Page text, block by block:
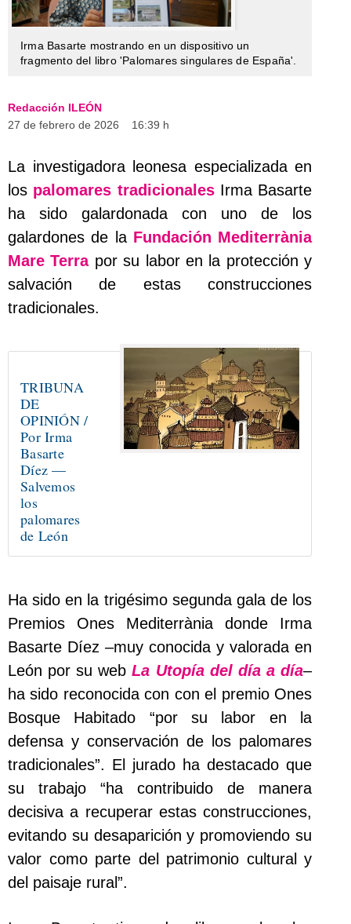
Irma Basarte mostrando en un dispositivo un
fragmento del libro 'Palomares singulares de España'.
Redacción ILEÓN
27 de febrero de 2026
16:39 h
La investigadora leonesa especializada en
los palomares tradicionalesIrma Basarte
ha sido galardonada con uno de los
galardones de la Fundación Mediterrània
Mare Terrapor su labor en la protección y
salvación de estas construcciones
tradicionales.
TRIBUNA
DE
OPINIÓN /
Por Irma
Basarte
Díez —
Salvemos
los
palomares
de León
Ha sido en la trigésimo segunda gala de los
Premios Ones Mediterrània donde Irma
Basarte Díez –muy conocida y valorada en
León por su webLa Utopía del día a día–
ha sido reconocida con con el premio Ones
Bosque Habitado “por su labor en la
defensa y conservación de los palomares
tradicionales”. El jurado ha destacado que
su trabajo “ha contribuido de manera
decisiva a recuperar estas construcciones,
evitando su desaparición y promoviendo su
valor como parte del patrimonio cultural y
del paisaje rural”.